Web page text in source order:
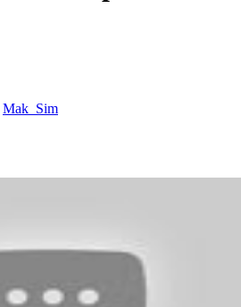
Mak_Sim